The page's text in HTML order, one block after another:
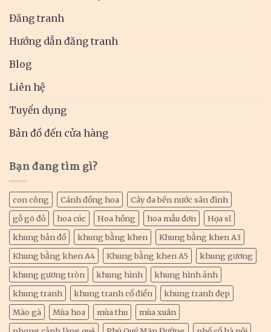
Đăng tranh
Hướng dẫn đăng tranh
Blog
Liên hệ
Tuyển dụng
Bản đồ đến cửa hàng
Bạn đang tìm gì?
con công Cánh đồng hoa
Cây đa bến nước sân đình
gỗ gõ đỏ
hoa cúc Hoa hồng hoa mẫu đơn
Họa sĩ
khung bản đồ
khung bằng khen
Khung bằng khen A3
Khung bằng khen A4
Khung bằng khen A5
khung gương
khung gương tròn
khung hình
khung hình ảnh
khung tranh
khung tranh cổ điển
khung tranh đẹp
Mào gà
Mùa hoa mùa thu
mùa xuân